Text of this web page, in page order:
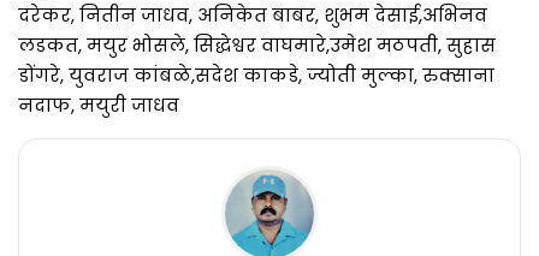
दरेकर, नितीन जाधव, अनिकेत बाबर, शुभम देसाई,अभिनव
लडकत, मयुर भोसले, सिद्धेश्वर वाघमारे,उमेश मठपती, सुहास
डोंगरे, युवराज कांबळे,सदेश काकडे, ज्योती मुल्का, रुक्साना
नदाफ, मयुरी जाधव